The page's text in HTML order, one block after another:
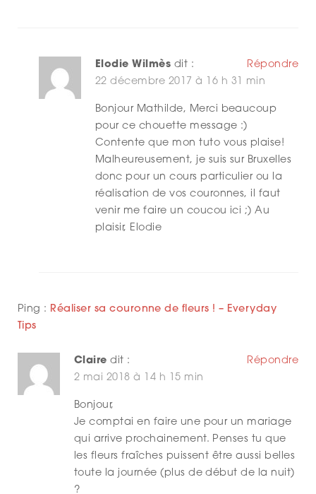
Elodie Wilmès dit :
22 décembre 2017 à 16 h 31 min
Bonjour Mathilde, Merci beaucoup
pour ce chouette message :)
Contente que mon tuto vous plaise!
Malheureusement, je suis sur Bruxelles
donc pour un cours particulier ou la
réalisation de vos couronnes, il faut
venir me faire un coucou ici ;) Au
plaisir, Elodie
Répondre
Ping : Réaliser sa couronne de fleurs ! – Everyday
Tips
Claire dit :
2 mai 2018 à 14 h 15 min
Bonjour,
Je comptai en faire une pour un mariage
qui arrive prochainement. Penses tu que
les fleurs fraîches puissent être aussi belles
toute la journée (plus de début de la nuit)
?
Répondre